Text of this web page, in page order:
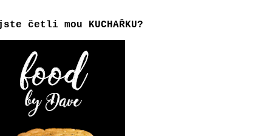
četli mou KUCHAŘKU?